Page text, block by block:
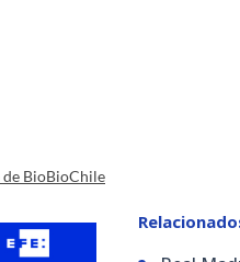
de BioBioChile